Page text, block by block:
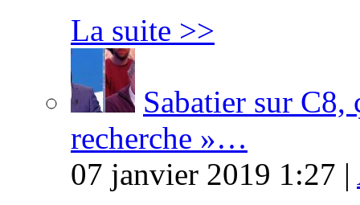
La suite >>
Sabatier sur C8,
recherche »…
07 janvier 2019 1:27 |